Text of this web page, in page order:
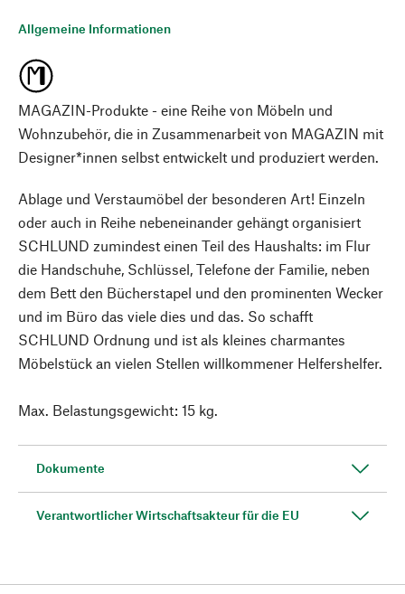
Allgemeine Informationen
MAGAZIN-Produkte - eine Reihe von Möbeln und
Wohnzubehör, die in Zusammenarbeit von MAGAZIN mit
Designer*innen selbst entwickelt und produziert werden.
Ablage und Verstaumöbel der besonderen Art! Einzeln
oder auch in Reihe nebeneinander gehängt organisiert
SCHLUND zumindest einen Teil des Haushalts: im Flur
die Handschuhe, Schlüssel, Telefone der Familie, neben
dem Bett den Bücherstapel und den prominenten Wecker
und im Büro das viele dies und das. So schafft
SCHLUND Ordnung und ist als kleines charmantes
Möbelstück an vielen Stellen willkommener Helfershelfer.
Max. Belastungsgewicht: 15 kg.
Dokumente
Verantwortlicher Wirtschaftsakteur für die EU